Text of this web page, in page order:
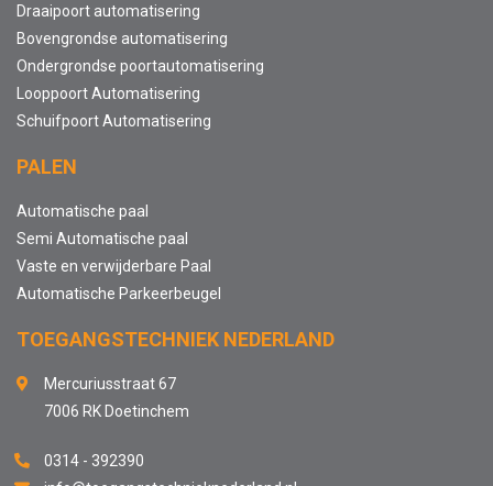
Draaipoort automatisering
Bovengrondse automatisering
Ondergrondse poortautomatisering
Looppoort Automatisering
Schuifpoort Automatisering
PALEN
Automatische paal
Semi Automatische paal
Vaste en verwijderbare Paal
Automatische Parkeerbeugel
TOEGANGSTECHNIEK NEDERLAND
Mercuriusstraat 67
7006 RK Doetinchem
0314 - 392390